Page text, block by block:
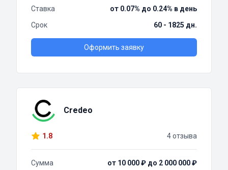
Ставка
от 0.07% до 0.24% в день
Срок
60 - 1825 дн.
Оформить заявку
Credeo
1.8 4 отзыва
Сумма
от 10 000 ₽ до 2 000 000 ₽